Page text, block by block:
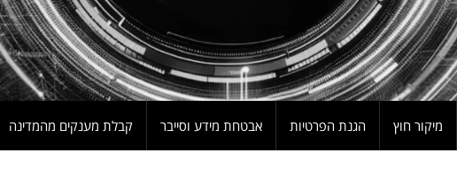
מיקור חוץ הגנת הפרטיות אבטחת מידע וסייבר קבלת מענקים מהמדינה